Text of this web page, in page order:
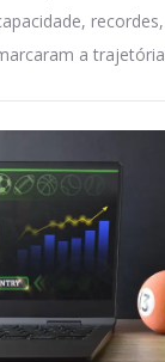
a